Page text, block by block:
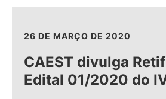
26 DE MARÇO DE 2020
CAEST divulga
Edital 01/2020 do